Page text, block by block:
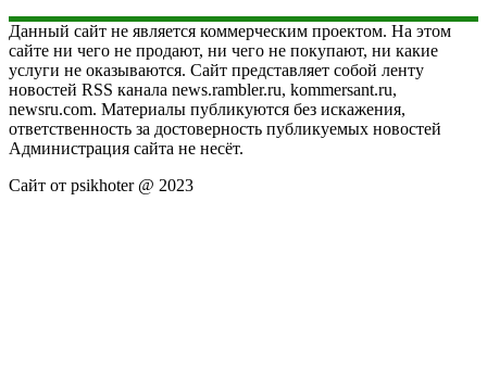
Данный сайт не является коммерческим проектом. На этом
сайте ни чего не продают, ни чего не покупают, ни какие
услуги не оказываются. Сайт представляет собой ленту
новостей RSS канала news.rambler.ru, kommersant.ru,
newsru.com. Материалы публикуются без искажения,
ответственность за достоверность публикуемых новостей
Администрация сайта не несёт.
Сайт от psikhoter @ 2023